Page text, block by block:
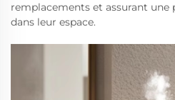
remplacements et assurant une
dans leur espace.